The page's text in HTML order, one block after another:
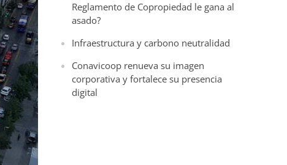
Reglamento de Copropiedad le gana al
asado?
Infraestructura y carbono neutralidad
Conavicoop renueva su imagen
corporativa y fortalece su presencia
digital